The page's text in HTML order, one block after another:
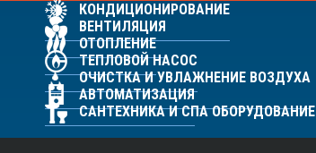
КОНДИЦИОНИРОВАНИЕ
ВЕНТИЛЯЦИЯ
ОТОПЛЕНИЕ
ТЕПЛОВОЙ НАСОС
ОЧИСТКА И УВЛАЖНЕНИЕ ВОЗДУХА
АВТОМАТИЗАЦИЯ
САНТЕХНИКА И СПА ОБОРУДОВАНИЕ